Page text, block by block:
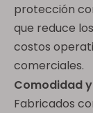
protección
que reduce
costos
comerciales.
Comodidad
Fabricados